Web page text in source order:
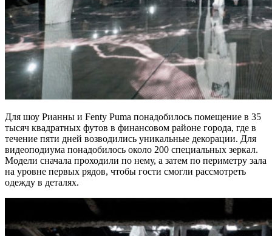
Для шоу Рианны и Fenty Puma понадобилось помещение в 35
тысяч квадратных футов в финансовом районе города, где в
течение пяти дней возводились уникальные декорации. Для
видеоподиума понадобилось около 200 специальных зеркал.
Модели сначала проходили по нему, а затем по периметру зала
на уровне первых рядов, чтобы гости смогли рассмотреть
одежду в деталях.